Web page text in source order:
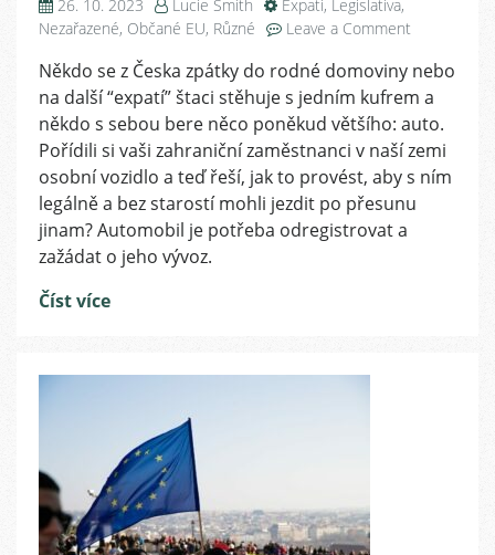
26. 10. 2023 Lucie Smith Expati, Legislativa,
Nezařazené, Občané EU, Různé Leave a Comment
do
jiné
země
i
českým
autem?
Někdo se z Česka zpátky do rodné domoviny nebo
na další “expatí” štaci stěhuje s jedním kufrem a
někdo s sebou bere něco poněkud většího: auto.
Pořídili si vaši zahraniční zaměstnanci v naší zemi
osobní vozidlo a teď řeší, jak to provést, aby s ním
legálně a bez starostí mohli jezdit po přesunu
jinam? Automobil je potřeba odregistrovat a
zažádat o jeho vývoz.
Číst více